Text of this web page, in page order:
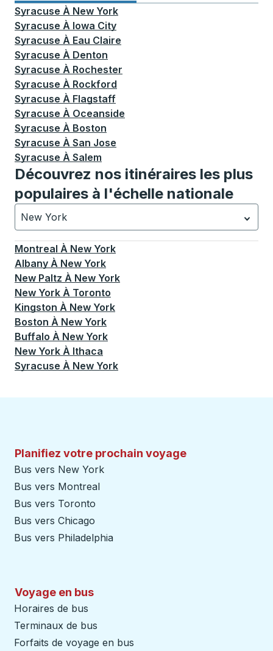
Syracuse À New York
Syracuse À Iowa City
Syracuse À Eau Claire
Syracuse À Denton
Syracuse À Rochester
Syracuse À Rockford
Syracuse À Flagstaff
Syracuse À Oceanside
Syracuse À Boston
Syracuse À San Jose
Syracuse À Salem
Découvrez nos itinéraires les plus
populaires à l'échelle nationale
New York
Actuellement sélectionné: New York.La sélection est
Montreal À New York
Albany À New York
New Paltz À New York
New York À Toronto
Kingston À New York
Boston À New York
Buffalo À New York
New York À Ithaca
Syracuse À New York
Planifiez votre prochain voyage
Bus vers New York
Bus vers Montreal
Bus vers Toronto
Bus vers Chicago
Bus vers Philadelphia
Voyage en bus
Horaires de bus
Terminaux de bus
Forfaits de voyage en bus